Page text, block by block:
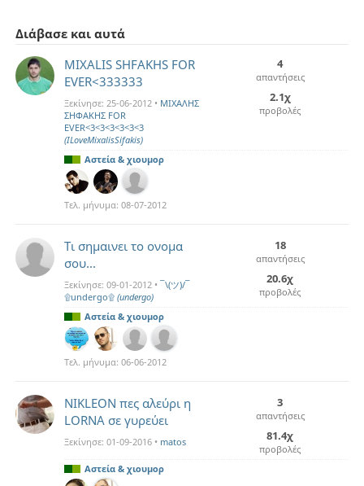
Διάβασε και αυτά
MIXALIS SHFAKHS FOR
EVER<333333
Ξεκίνησε: 25-06-2012 • MIXAΛΗΣ
ΣΗΦΑΚΗΣ FOR
EVER<3<3<3<3<3<3
(ILoveMixalisSifakis)
4
απαντήσεις
2.1χ
προβολές
Αστεία & χιουμορ
Τελ. μήνυμα: 08-07-2012
Τι σημαινει το ονομα
σου...
Ξεκίνησε: 09-01-2012 • ¯\(ツ)/¯
۩undergo۩ (undergo)
18
απαντήσεις
20.6χ
προβολές
Αστεία & χιουμορ
Τελ. μήνυμα: 06-06-2012
NIKLEON πες αλεύρι η
LORNA σε γυρεύει
Ξεκίνησε: 01-09-2016 • matos
3
απαντήσεις
81.4χ
προβολές
Αστεία & χιουμορ